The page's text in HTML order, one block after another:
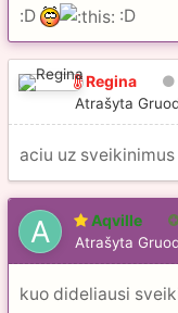
:D
:D
Regina
Atrašyta
aciu uz sveikinimus
Aqville
Atrašyta
kuo dideliausi